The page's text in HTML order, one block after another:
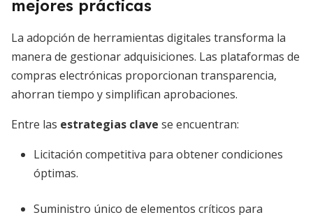
mejores prácticas
La adopción de herramientas digitales transforma la
manera de gestionar adquisiciones. Las plataformas de
compras electrónicas proporcionan transparencia,
ahorran tiempo y simplifican aprobaciones.
Entre las estrategias clave se encuentran:
Licitación competitiva para obtener condiciones
óptimas.
Suministro único de elementos críticos para